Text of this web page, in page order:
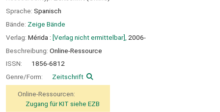
Sprache: Spanisch
Bände: Zeige Bände
Verlag: Mérida : [Verlag nicht ermittelbar], 2006-
Beschreibung: Online-Ressource
ISSN:
1856-6812
Genre/Form:
Zeitschrift
Online-Ressourcen:
Zugang für KIT siehe EZB